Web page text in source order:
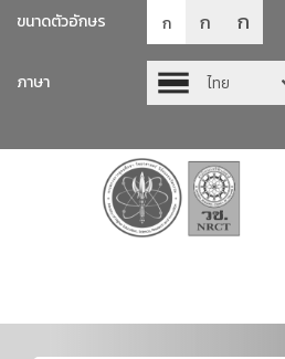
ขนาดตัวอักษร ก ก ก
ภาษา
ไทย